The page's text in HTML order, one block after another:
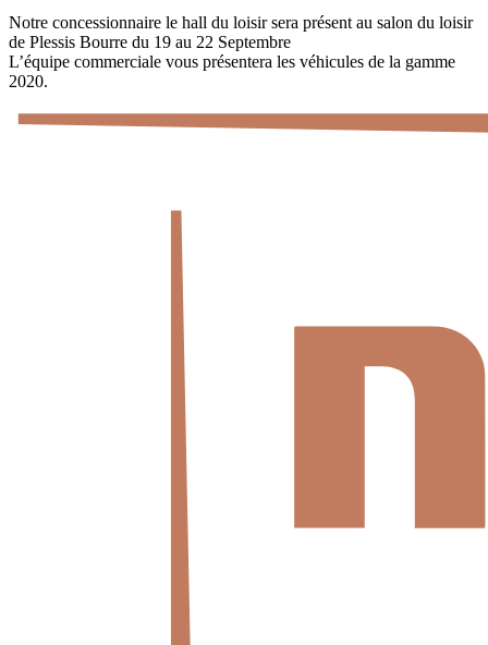
Notre concessionnaire le hall du loisir sera présent au salon du loisir
de Plessis Bourre du 19 au 22 Septembre
L’équipe commerciale vous présentera les véhicules de la gamme
2020.